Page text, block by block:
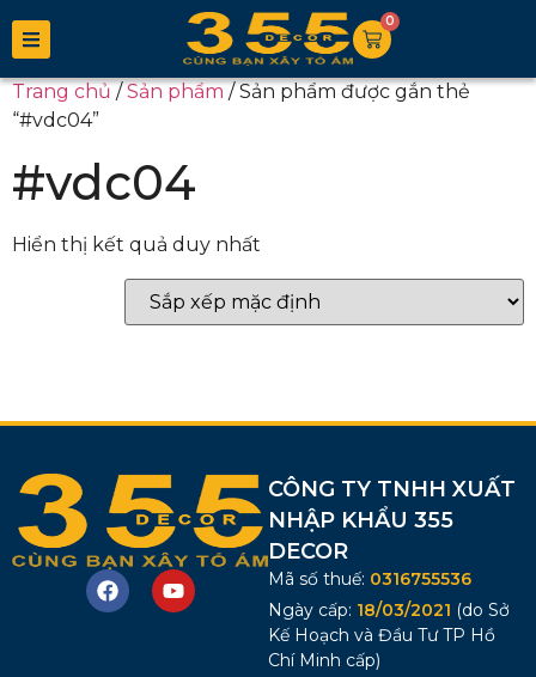
0
Trang chủ/Sản phẩm/ Sản phẩm được gắn thẻ
“#vdc04”
#vdc04
Hiển thị kết quả duy nhất
CÔNG TY TNHH XUẤT
NHẬP KHẨU 355
DECOR
Mã số thuế: 0316755536
Ngày cấp: 18/03/2021 (do Sở
Kế Hoạch và Đầu Tư TP Hồ
Chí Minh cấp)